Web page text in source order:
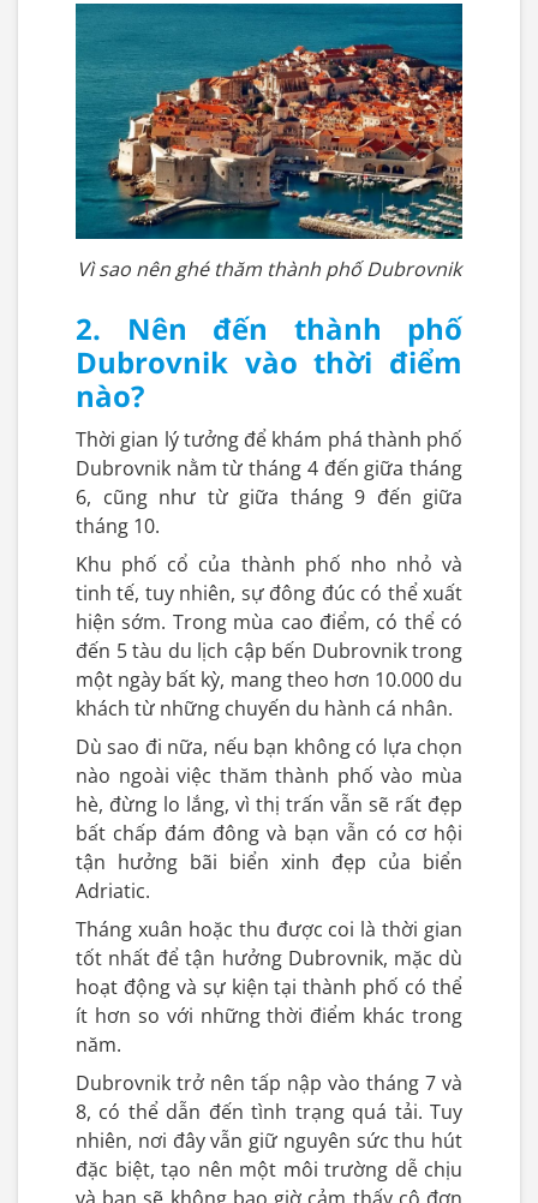
Vì sao nên ghé thăm thành phố Dubrovnik
2. Nên đến thành phố
Dubrovnik vào thời điểm
nào?
Thời gian lý tưởng để khám phá thành phố
Dubrovnik nằm từ tháng 4 đến giữa tháng
6, cũng như từ giữa tháng 9 đến giữa
tháng 10.
Khu phố cổ của thành phố nho nhỏ và
tinh tế, tuy nhiên, sự đông đúc có thể xuất
hiện sớm. Trong mùa cao điểm, có thể có
đến 5 tàu du lịch cập bến Dubrovnik trong
một ngày bất kỳ, mang theo hơn 10.000 du
khách từ những chuyến du hành cá nhân.
Dù sao đi nữa, nếu bạn không có lựa chọn
nào ngoài việc thăm thành phố vào mùa
hè, đừng lo lắng, vì thị trấn vẫn sẽ rất đẹp
bất chấp đám đông và bạn vẫn có cơ hội
tận hưởng bãi biển xinh đẹp của biển
Adriatic.
Tháng xuân hoặc thu được coi là thời gian
tốt nhất để tận hưởng Dubrovnik, mặc dù
hoạt động và sự kiện tại thành phố có thể
ít hơn so với những thời điểm khác trong
năm.
Dubrovnik trở nên tấp nập vào tháng 7 và
8, có thể dẫn đến tình trạng quá tải. Tuy
nhiên, nơi đây vẫn giữ nguyên sức thu hút
đặc biệt, tạo nên một môi trường dễ chịu
và bạn sẽ không bao giờ cảm thấy cô đơn